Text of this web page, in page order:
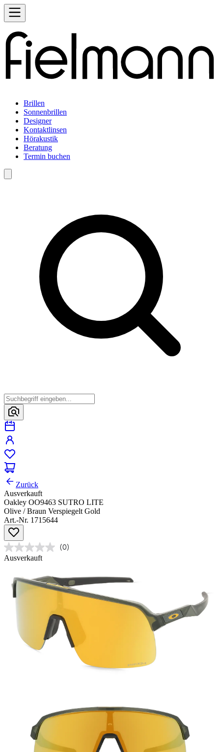
Brillen
Sonnenbrillen
Designer
Kontaktlinsen
Hörakustik
Beratung
Termin buchen
Zurück
Ausverkauft
Oakley OO9463 SUTRO LITE
Olive / Braun Verspiegelt Gold
Art.-Nr. 1715644
(0)
Ausverkauft